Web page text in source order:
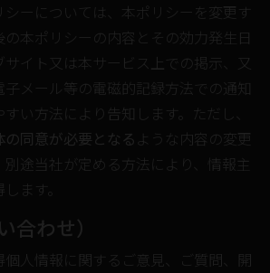
シーについては、本ポリシーを変更す
の本ポリシーの内容とその効力発生日
サイト又は本サービス上での掲示、又
子メール等の電磁的記録方法での通知
い方法により告知します。ただし、
同意が必要となる ような内容の変更
別途当社が定める方法により、情報主
ます。
合わせ）
個人情報に関するご意見、ご質問、開